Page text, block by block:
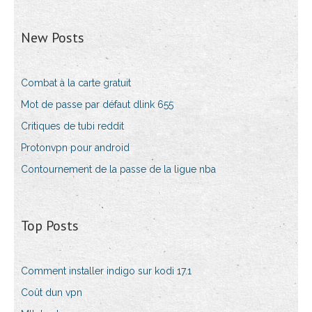
New Posts
Combat à la carte gratuit
Mot de passe par défaut dlink 655
Critiques de tubi reddit
Protonvpn pour android
Contournement de la passe de la ligue nba
Top Posts
Comment installer indigo sur kodi 17.1
Coût dun vpn